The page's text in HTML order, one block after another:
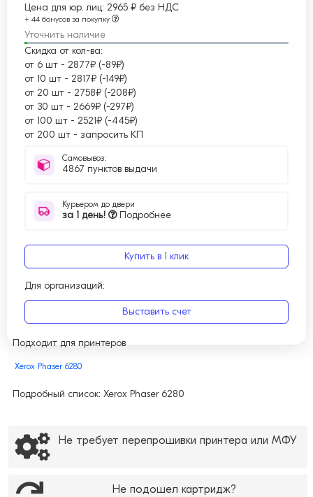
Цена для юр. лиц: 2965 ₽ без НДС
+ 44 бонусов за покупку
Уточнить наличие
Скидка от кол-ва:
от 6 шт - 2877₽ (-89₽)
от 10 шт - 2817₽ (-149₽)
от 20 шт - 2758₽ (-208₽)
от 30 шт - 2669₽ (-297₽)
от 100 шт - 2521₽ (-445₽)
от 200 шт - запросить КП
Самовывоз:
4867 пунктов выдачи
Курьером до двери
за 1 день! Подробнее
Купить в 1 клик
Для организаций:
Выставить счет
Подходит для принтеров
Xerox Phaser 6280
Подробный список: Xerox Phaser 6280
Не требует перепрошивки принтера или МФУ
Не подошел картридж?